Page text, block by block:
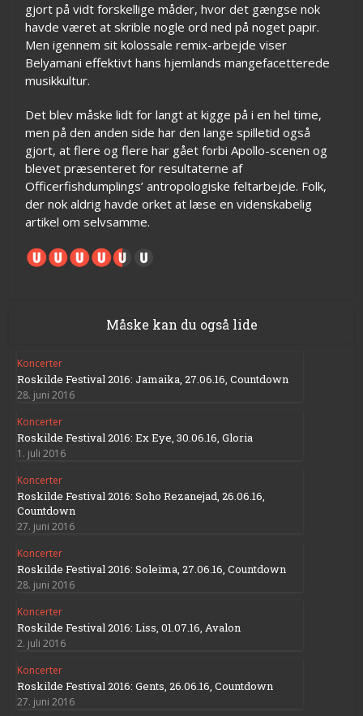
gjort på vidt forskellige måder, hvor det gængse nok
havde været at skrible nogle ord ned på noget papir.
Men igennem sit kolossale remix-arbejde viser
Belyamani effektivt hans hjemlands mangefacetterede
musikkultur.
Det blev måske lidt for langt at kigge på i en hel time,
men på den anden side har den lange spilletid også
gjort, at flere og flere har gået forbi Apollo-scenen og
blevet præsenteret for resultaterne af
Officerfishdumplings’ antropologiske feltarbejde. Folk,
der nok aldrig havde orket at læse en videnskabelig
artikel om selvsamme.
Måske kan du også lide
Koncerter
Roskilde Festival 2016: Jamaika, 27.06.16, Countdown
28. juni 2016
Koncerter
Roskilde Festival 2016: Ex Eye, 30.06.16, Gloria
1. juli 2016
Koncerter
Roskilde Festival 2016: Soho Rezanejad, 26.06.16,
Countdown
27. juni 2016
Koncerter
Roskilde Festival 2016: Soleima, 27.06.16, Countdown
28. juni 2016
Koncerter
Roskilde Festival 2016: Liss, 01.07.16, Avalon
2. juli 2016
Koncerter
Roskilde Festival 2016: Gents, 26.06.16, Countdown
27. juni 2016